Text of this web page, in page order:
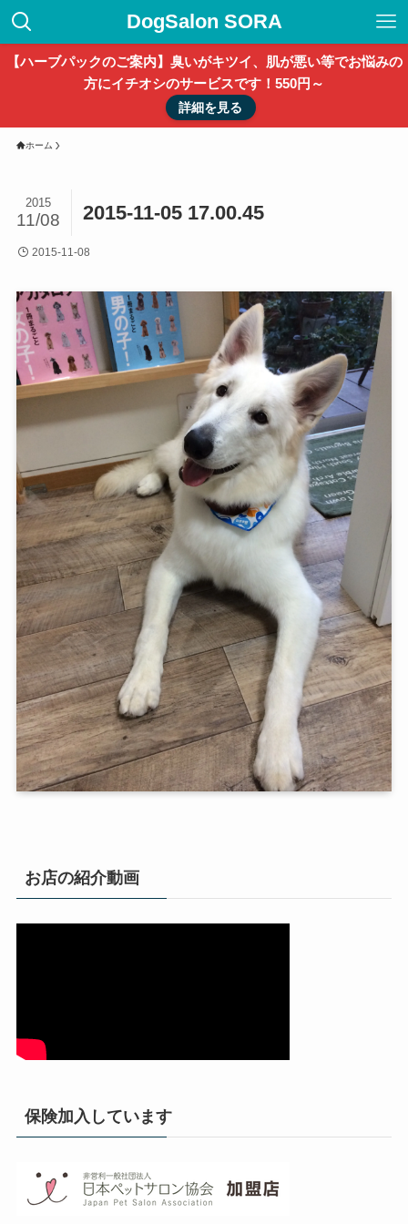
DogSalon SORA
【ハーブパックのご案内】臭いがキツイ、肌が悪い等でお悩みの
方にイチオシのサービスです！550円～
詳細を見る
ホーム
2015-11-05 17.00.45
2015
11/08
2015-11-08
お店の紹介動画
保険加入しています